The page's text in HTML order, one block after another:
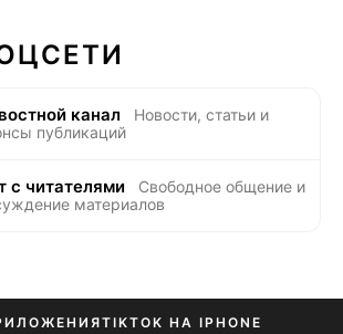
канал
Новости, статьи и
публикаций
с читателями
Свободное общение и
материалов
TIKTOK НА IPHONE